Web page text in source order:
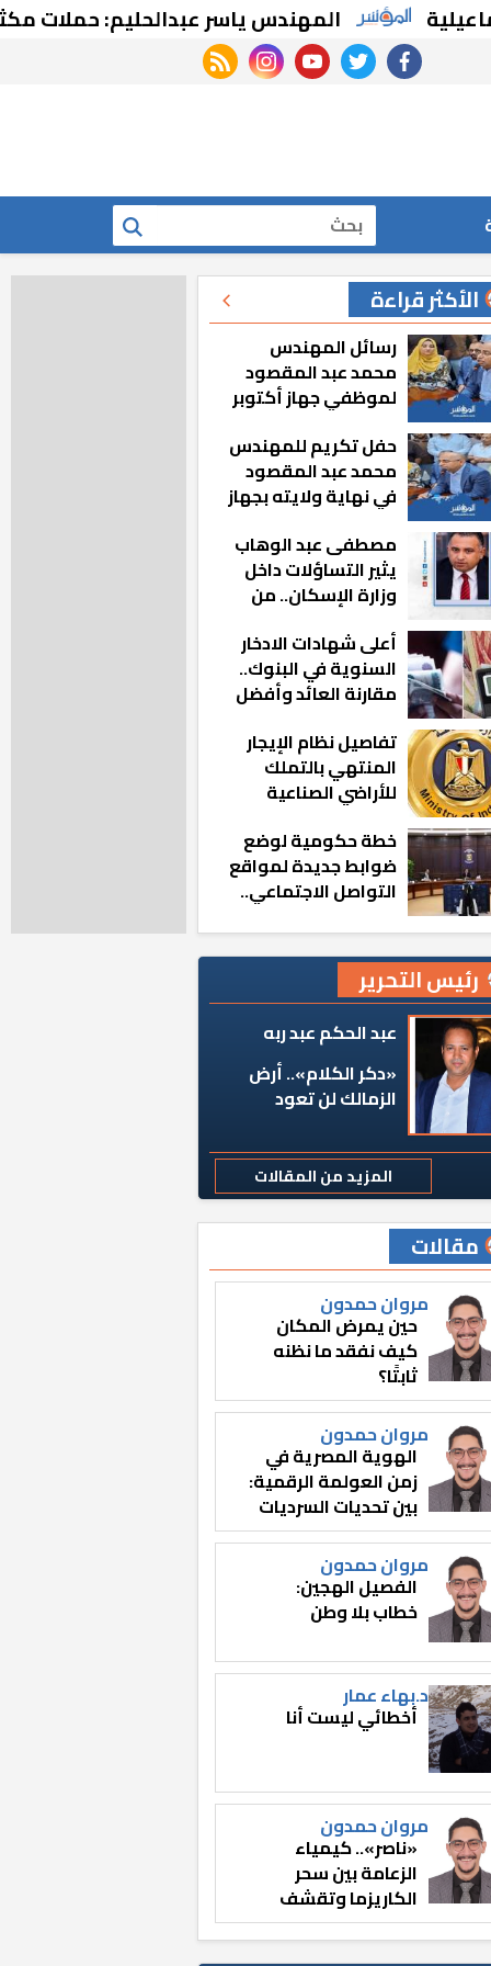
المهندس ياسر عبدالحليم: حملات مكثفة
facebook
twitter
youtube
instagram
rss feed
بحث
الأكثر قراءة
رسائل المهندس
محمد عبد المقصود
لموظفي جهاز أكتوبر
مشيت والمدينة
رجعت للخلف»
حفل تكريم للمهندس
محمد عبد المقصود
في نهاية ولايته بجهاز
مصطفى عبد الوهاب
يثير التساؤلات داخل
وزارة الإسكان.. من
المناصب؟
أعلى شهادات الادخار
السنوية في البنوك..
مقارنة العائد وأفضل
تفاصيل نظام الإيجار
المنتهي بالتملك
للأراضي الصناعية
خطة حكومية لوضع
ضوابط جديدة لمواقع
التواصل الاجتماعي..
رئيس التحرير
عبد الحكم عبد ربه
«دكر الكلام».. أرض
الزمالك لن تعود
المزيد من المقالات
مقالات
مروان حمدون
حين يمرض المكان
كيف نفقد ما نظنه
ثابتًا؟
مروان حمدون
الهوية المصرية في
زمن العولمة الرقمية:
بين تحديات السرديات
وصناعة الوعي
مروان حمدون
الفصيل الهجين:
خطاب بلا وطن
د.بهاء عمار
أخطائي ليست أنا
مروان حمدون
«ناصر».. كيمياء
الزعامة بين سحر
الكاريزما وتقشف
الثائر